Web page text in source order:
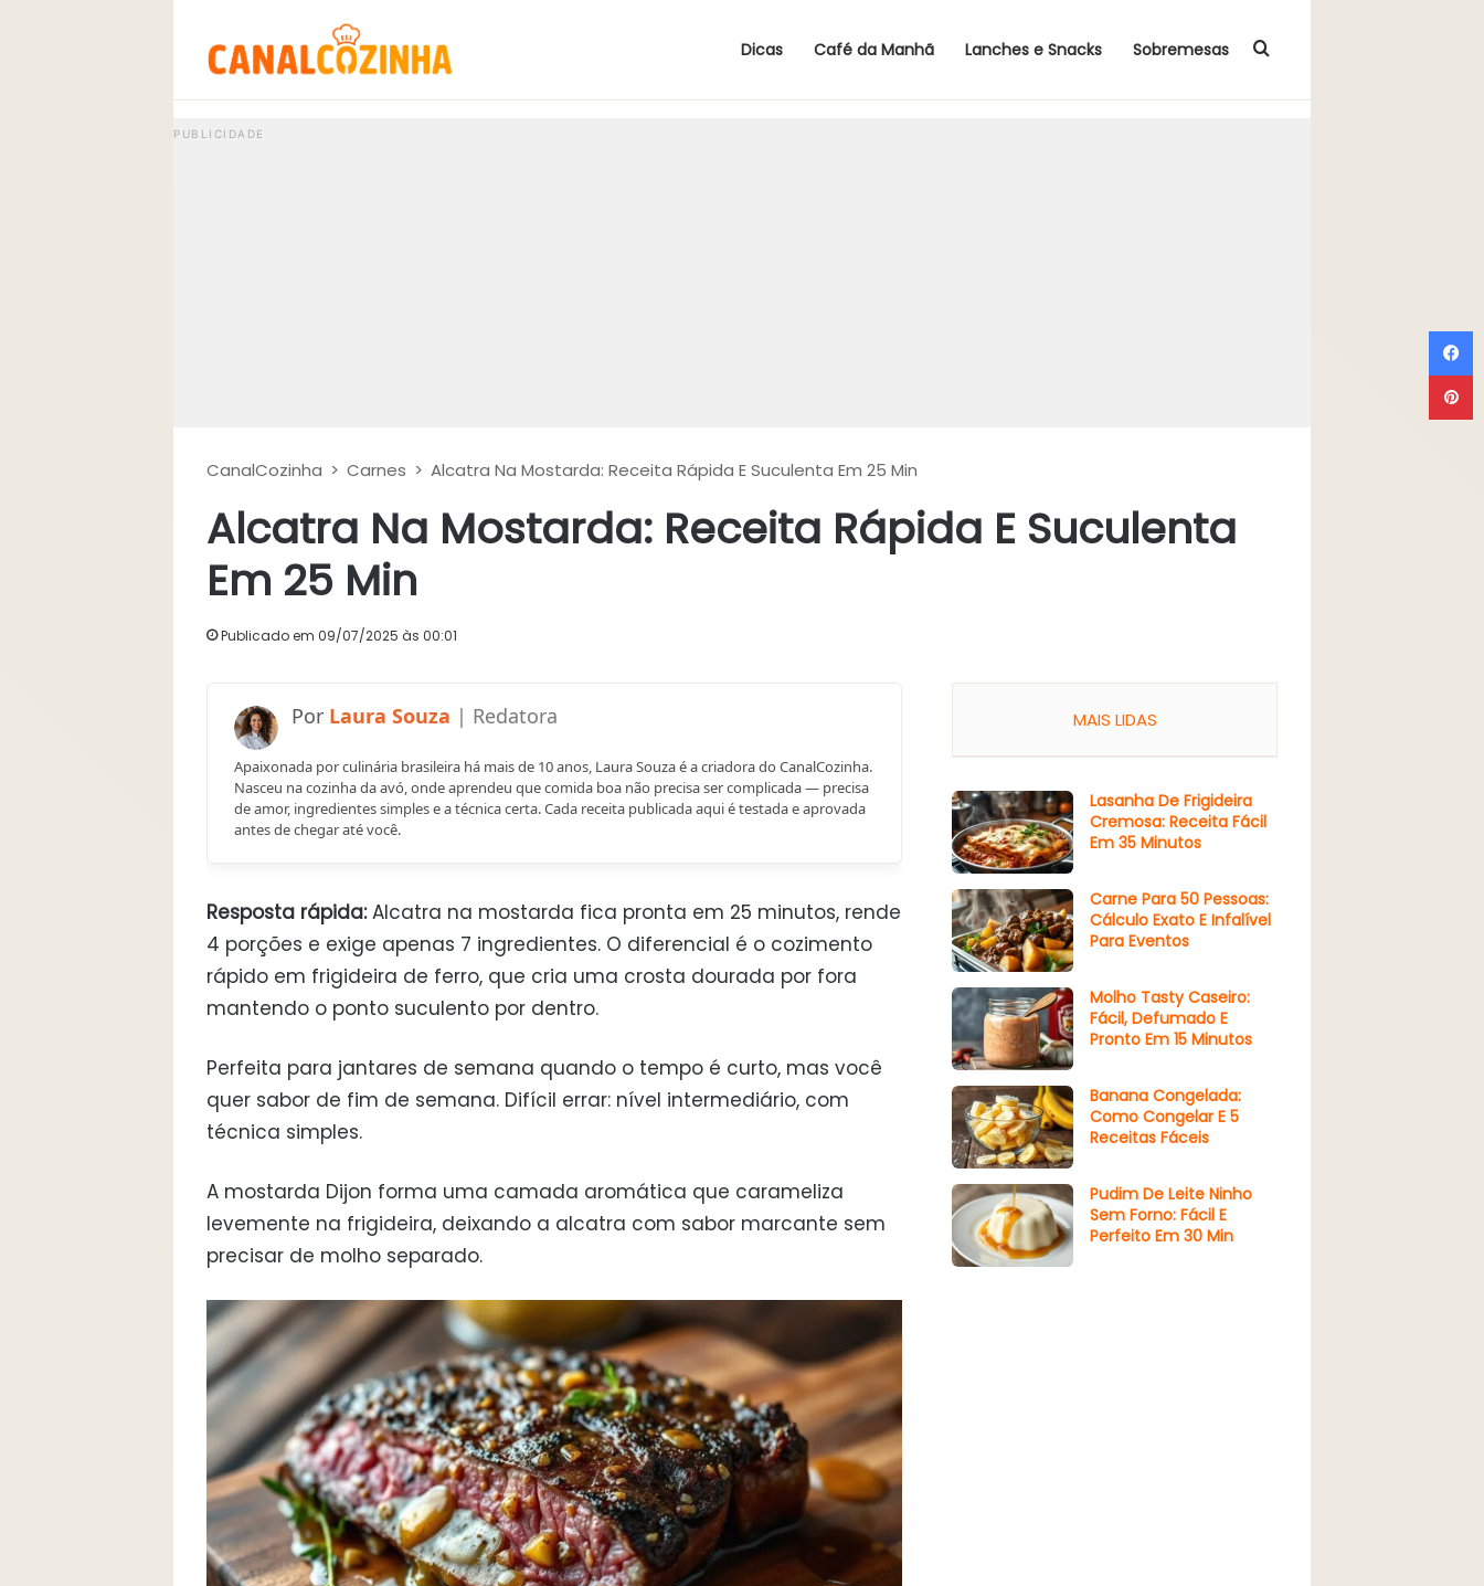
Dicas Café da Manhã Lanches e Snacks Sobremesas Procurar por
CanalCozinha > Carnes > Alcatra Na Mostarda: Receita Rápida E Suculenta Em 25 Min
Alcatra Na Mostarda: Receita Rápida E Suculenta
Em 25 Min
Publicado em 09/07/2025 às 00:01
Laura Souza
Apaixonada por culinária brasileira há mais de 10 anos, Laura Souza é a criadora do CanalCozinha.
Nasceu na cozinha da avó, onde aprendeu que comida boa não precisa ser complicada — precisa
de amor, ingredientes simples e a técnica certa. Cada receita publicada aqui é testada e aprovada
antes de chegar até você.
Resposta rápida:Alcatra na mostarda fica pronta em 25 minutos, rende
4 porções e exige apenas 7 ingredientes. O diferencial é o cozimento
rápido em frigideira de ferro, que cria uma crosta dourada por fora
mantendo o ponto suculento por dentro.
Perfeita para jantares de semana quando o tempo é curto, mas você
quer sabor de fim de semana. Difícil errar: nível intermediário, com
técnica simples.
A mostarda Dijon forma uma camada aromática que carameliza
levemente na frigideira, deixando a alcatra com sabor marcante sem
precisar de molho separado.
MAIS LIDAS
Lasanha De Frigideira
Cremosa: Receita Fácil
Em 35 Minutos
Carne Para 50 Pessoas:
Cálculo Exato E Infalível
Para Eventos
Molho Tasty Caseiro:
Fácil, Defumado E
Pronto Em 15 Minutos
Banana Congelada:
Como Congelar E 5
Receitas Fáceis
Pudim De Leite Ninho
Sem Forno: Fácil E
Perfeito Em 30 Min